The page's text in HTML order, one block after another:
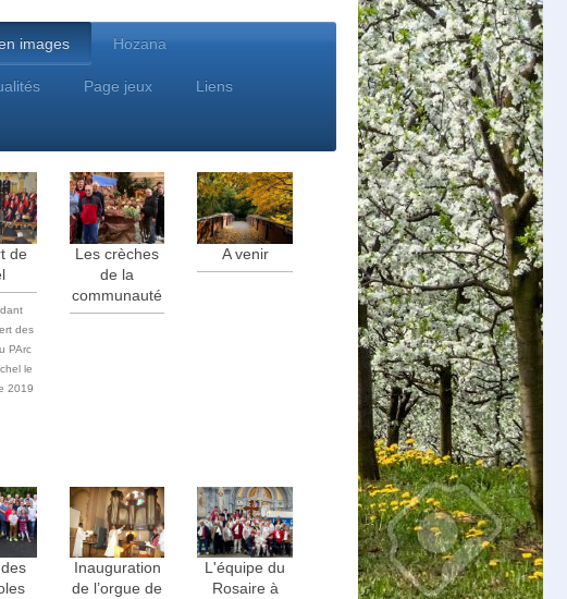
images Hozana
Page jeux Liens
de
des
PArc
le
2019
Les crèches
de la
communauté
A venir
Inauguration
de l’orgue de
L'équipe du
Rosaire à